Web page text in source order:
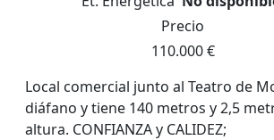
Precio
110.000 €
Local comercial junto al Teatro de
diáfano y tiene 140 metros y 2,5
altura. CONFIANZA y CALIDEZ;